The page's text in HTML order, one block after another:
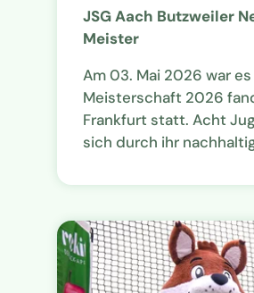
JSG Aach Butzweiler
Meister
Am 03. Mai 2026 war
Meisterschaft 2026
Frankfurt statt. Acht
sich durch ihr